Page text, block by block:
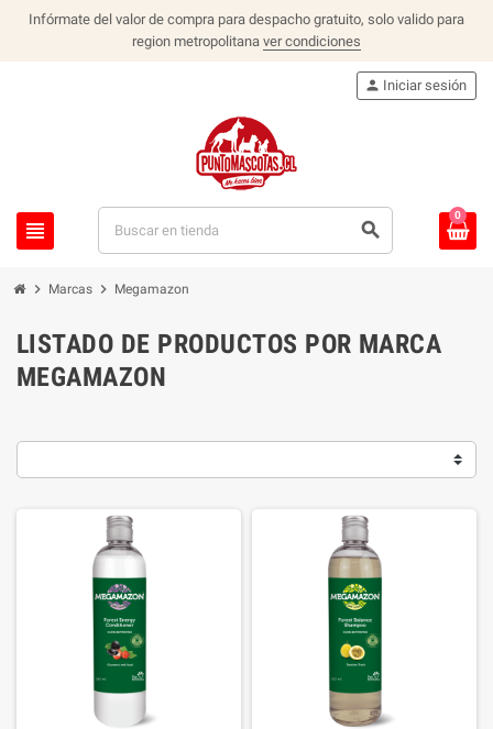
Infórmate del valor de compra para despacho gratuito, solo valido para
region metropolitana ver condiciones
view_headline search
person Iniciar sesión
0
chevron_right Marcas chevron_right Megamazon
LISTADO DE PRODUCTOS POR MARCA
MEGAMAZON